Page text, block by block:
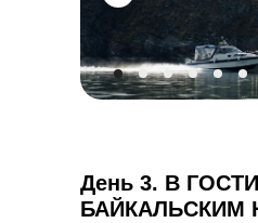
День 3. В
БАЙКАЛЬСКИМ